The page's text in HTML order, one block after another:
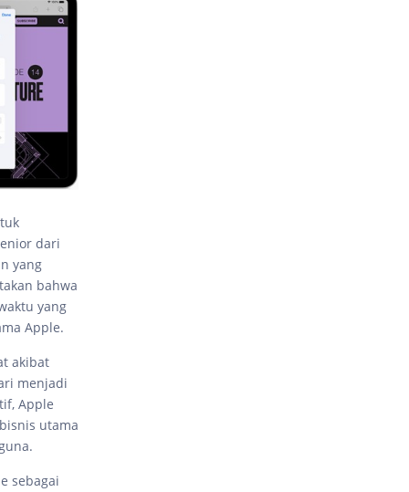
dari
yang
bahwa
yang
Apple.
akibat
menjadi
Apple
utama
sebagai